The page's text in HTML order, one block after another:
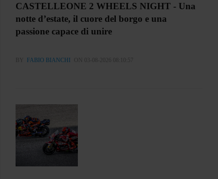
CASTELLEONE 2 WHEELS NIGHT - Una
notte d’estate, il cuore del borgo e una
passione capace di unire
BY FABIO BIANCHI ON 03-08-2026 08:10:57